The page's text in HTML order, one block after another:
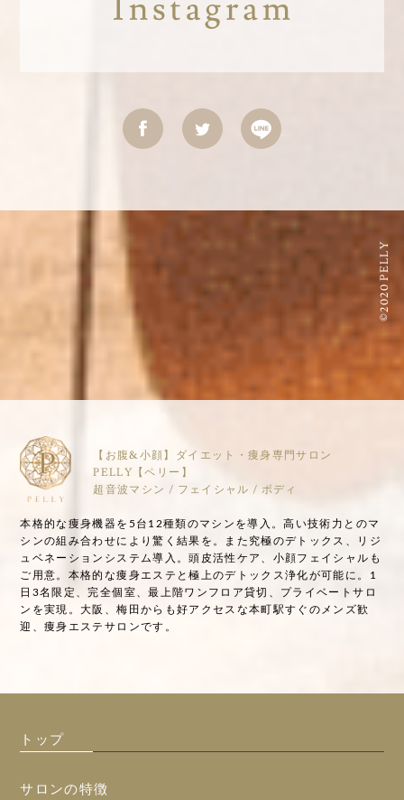
©2020 PELLY
【お腹&小顔】ダイエット・痩身専門サロン
PELLY【ペリー】
超音波マシン / フェイシャル / ボディ
本格的な痩身機器を5台12種類のマシンを導入。高い技術力とのマ
シンの組み合わせにより驚く結果を。また究極のデトックス、リジ
ュベネーションシステム導入。頭皮活性ケア、小顔フェイシャルも
ご用意。本格的な痩身エステと極上のデトックス浄化が可能に。1
日3名限定、完全個室、最上階ワンフロア貸切、プライベートサロ
ンを実現。大阪、梅田からも好アクセスな本町駅すぐのメンズ歓
迎、痩身エステサロンです。
トップ
サロンの特徴